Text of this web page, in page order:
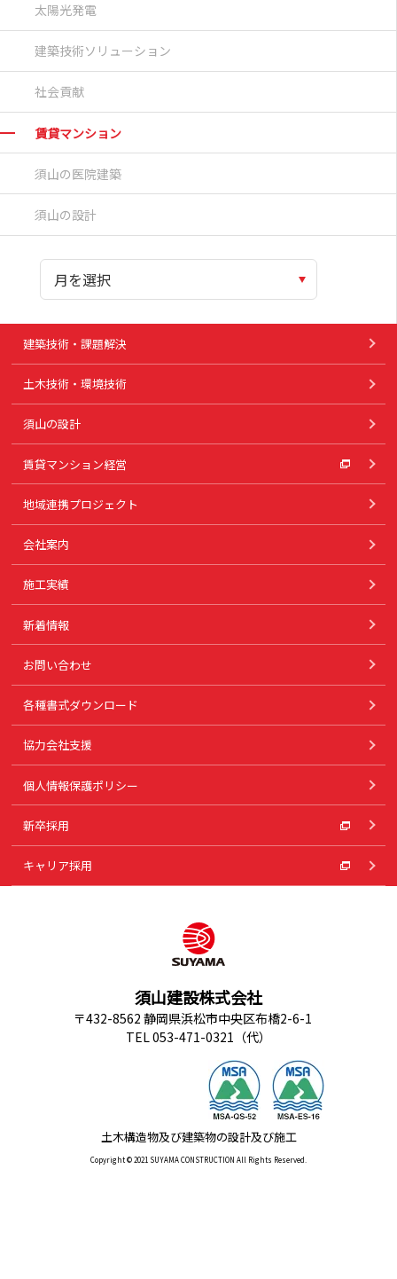
太陽光発電
建築技術ソリューション
社会貢献
賃貸マンション
須山の医院建築
須山の設計
建築技術・課題解決
土木技術・環境技術
須山の設計
賃貸マンション経営
地域連携プロジェクト
会社案内
施工実績
新着情報
お問い合わせ
各種書式ダウンロード
協力会社支援
個人情報保護ポリシー
新卒採用
キャリア採用
須山建設株式会社
〒432-8562 静岡県浜松市中央区布橋2-6-1
TEL 053-471-0321（代）
土木構造物及び建築物の設計及び施工
Copyright © 2021 SUYAMA CONSTRUCTION All Rights Reserved.